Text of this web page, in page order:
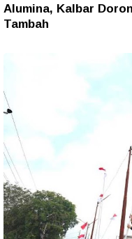
Alumina, Kalbar
Tambah